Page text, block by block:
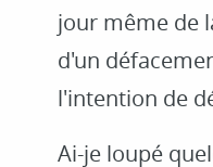
jour même de
d'un
l'intention de
Ai-je loupé